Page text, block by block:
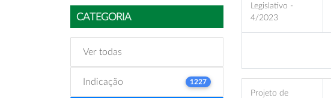
CATEGORIA
Ver todas
Indicação 1227
Legislativo -
4/2023
Projeto de